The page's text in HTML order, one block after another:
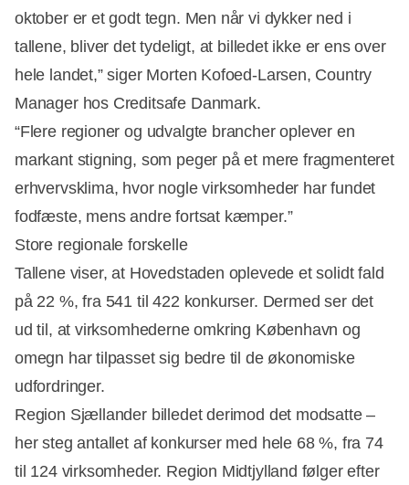
oktober er et godt tegn. Men når vi dykker ned i
tallene, bliver det tydeligt, at billedet ikke er ens over
hele landet,” siger Morten Kofoed-Larsen, Country
Manager hos Creditsafe Danmark.
“Flere regioner og udvalgte brancher oplever en
markant stigning, som peger på et mere fragmenteret
erhvervsklima, hvor nogle virksomheder har fundet
fodfæste, mens andre fortsat kæmper.”
Store regionale forskelle
Tallene viser, at Hovedstaden oplevede et solidt fald
på 22 %, fra 541 til 422 konkurser. Dermed ser det
ud til, at virksomhederne omkring København og
omegn har tilpasset sig bedre til de økonomiske
udfordringer.
Region Sjællander billedet derimod det modsatte –
her steg antallet af konkurser med hele 68 %, fra 74
til 124 virksomheder. Region Midtjylland følger efter